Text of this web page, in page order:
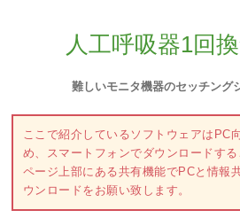
人工呼吸器1回
難しいモニタ機器のセッチング
ここで紹介しているソフトウェアはPC
め、スマートフォンでダウンロードする
ページ上部にある共有機能でPCと情報
ウンロードをお願い致します。